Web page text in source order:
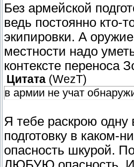
Без армейской
ведь постоянно кто-
экипировки. А
местности надо
контексте переноса
Цитата (WezT)
в армии не учат
Я тебе раскрою
подготовку в каком-
опасность шкурой.